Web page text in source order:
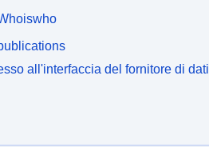
all'interfaccia del fornitore di dati